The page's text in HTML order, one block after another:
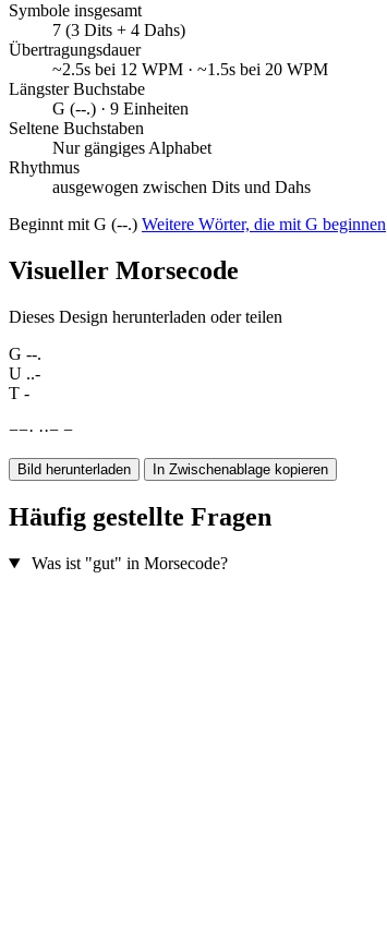
Symbole insgesamt
7 (3 Dits + 4 Dahs)
Übertragungsdauer
~2.5s bei 12 WPM · ~1.5s bei 20 WPM
Längster Buchstabe
G (--.) · 9 Einheiten
Seltene Buchstaben
Nur gängiges Alphabet
Rhythmus
ausgewogen zwischen Dits und Dahs
Beginnt mit G (--.) Weitere Wörter, die mit G beginnen
Visueller Morsecode
Dieses Design herunterladen oder teilen
G --.
U ..-
T -
−−· ··− −
Bild herunterladen In Zwischenablage kopieren
Häufig gestellte Fragen
Was ist "gut" in Morsecode?